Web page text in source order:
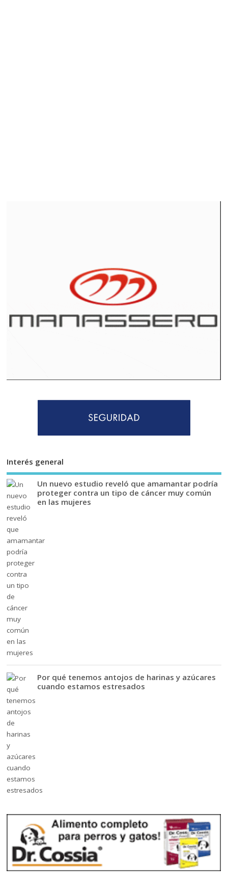
Interés general
Un nuevo estudio reveló que amamantar podría
proteger contra un tipo de cáncer muy común
en las mujeres
Por qué tenemos antojos de harinas y azúcares
cuando estamos estresados